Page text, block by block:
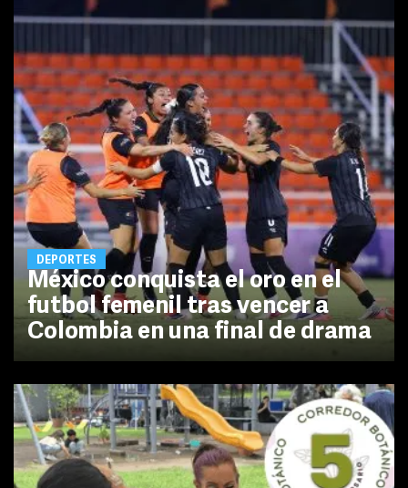
DEPORTES
México conquista el oro en el
futbol femenil tras vencer a
Colombia en una final de drama